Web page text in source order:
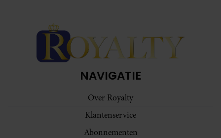
NAVIGATIE
Over Royalty
Klantenservice
Abonnementen